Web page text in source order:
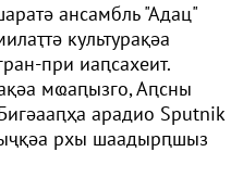
ансамбль "Адац"
культурақәа
при иаԥсахеит.
мҩаԥызго, Аԥсны
арадио Sputnik
рхы шаадырԥшыз